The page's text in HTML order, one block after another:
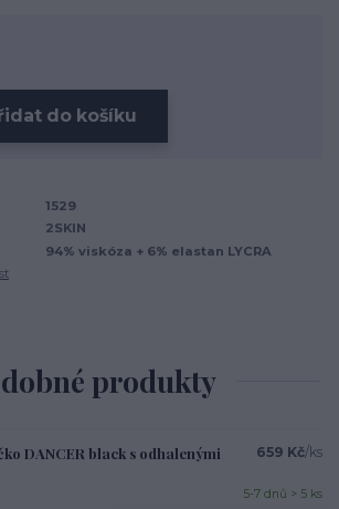
do košíku
1529
2SKIN
94% viskóza + 6% elastan LYCRA
produkty
DANCER black s odhalenými
659 Kč/ks
5-7 dnů > 5 ks